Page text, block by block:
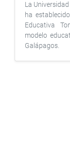
La
ha
Educativa
modelo
Galápagos.